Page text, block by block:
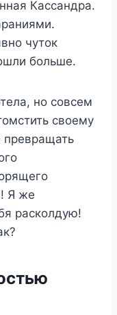
Кассандра.
чуток
больше.
но совсем
своему
Я же
расколдую!